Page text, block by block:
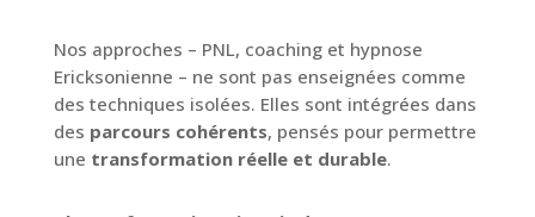
Nos approches – PNL, coaching et hypnose
Ericksonienne – ne sont pas enseignées comme
des techniques isolées. Elles sont intégrées dans
des parcours cohérents, pensés pour permettre
une transformation réelle et durable.